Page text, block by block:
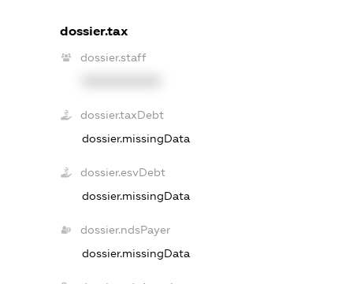
dossier.tax
dossier.staff
dossier.taxDebt
dossier.missingData
dossier.esvDebt
dossier.missingData
dossier.ndsPayer
dossier.missingData